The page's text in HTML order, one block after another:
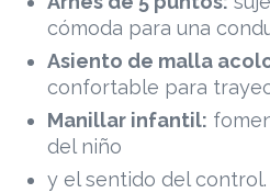
cómoda para una
Asiento de malla
confortable para
Manillar infantil:
del niño
y el sentido del control.